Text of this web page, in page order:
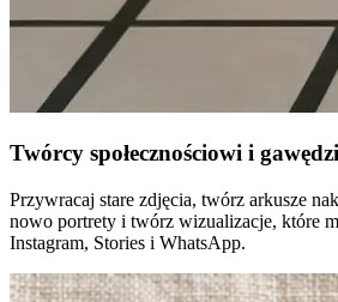
Twórcy społecznościowi i
Przywracaj stare zdjęcia, twórz arkusze
nowo portrety i twórz wizualizacje, które
Instagram, Stories i WhatsApp.